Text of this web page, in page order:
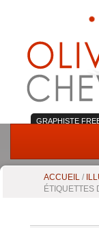
GRAPHISTE
content
ACCUEIL /
ÉTIQUETTES